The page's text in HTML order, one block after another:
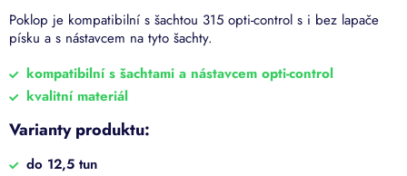
Poklop je kompatibilní s šachtou 315 opti-control s i bez lapače
písku a s nástavcem na tyto šachty.
kompatibilní s šachtami a nástavcem opti-control
kvalitní materiál
Varianty produktu:
do 12,5 tun